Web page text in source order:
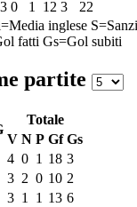
0 1 12 3
22
inglese
fatti Gs=Gol subiti
partite
Totale
V N P Gf Gs
4 0 1 18 3
3 2 0 10 2
3 1 1 13 6